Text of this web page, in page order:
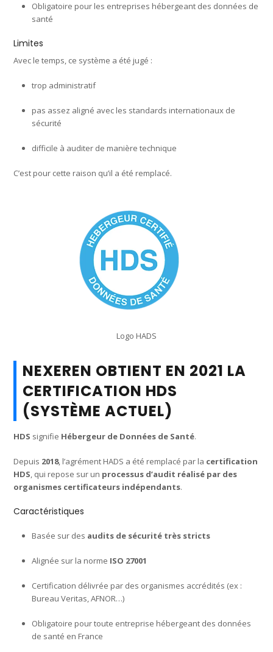
Obligatoire pour les entreprises hébergeant des données de
santé
Limites
Avec le temps, ce système a été jugé :
trop administratif
pas assez aligné avec les standards internationaux de
sécurité
difficile à auditer de manière technique
C’est pour cette raison qu’il a été remplacé.
Logo HADS
NEXEREN OBTIENT EN 2021 LA
CERTIFICATION HDS
(SYSTÈME ACTUEL)
HDS signifie Hébergeur de Données de Santé.
Depuis 2018, l’agrément HADS a été remplacé par la certification
HDS, qui repose sur un processus d’audit réalisé par des
organismes certificateurs indépendants.
Caractéristiques
Basée sur des audits de sécurité très stricts
Alignée sur la norme ISO 27001
Certification délivrée par des organismes accrédités (ex :
Bureau Veritas, AFNOR…)
Obligatoire pour toute entreprise hébergeant des données
de santé en France